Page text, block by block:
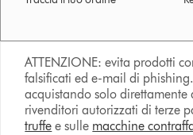
ATTENZIONE: evita prodotti
falsificati ed e-mail di
acquistando solo direttamente
rivenditori autorizzati di terze
truffe e sulle macchine